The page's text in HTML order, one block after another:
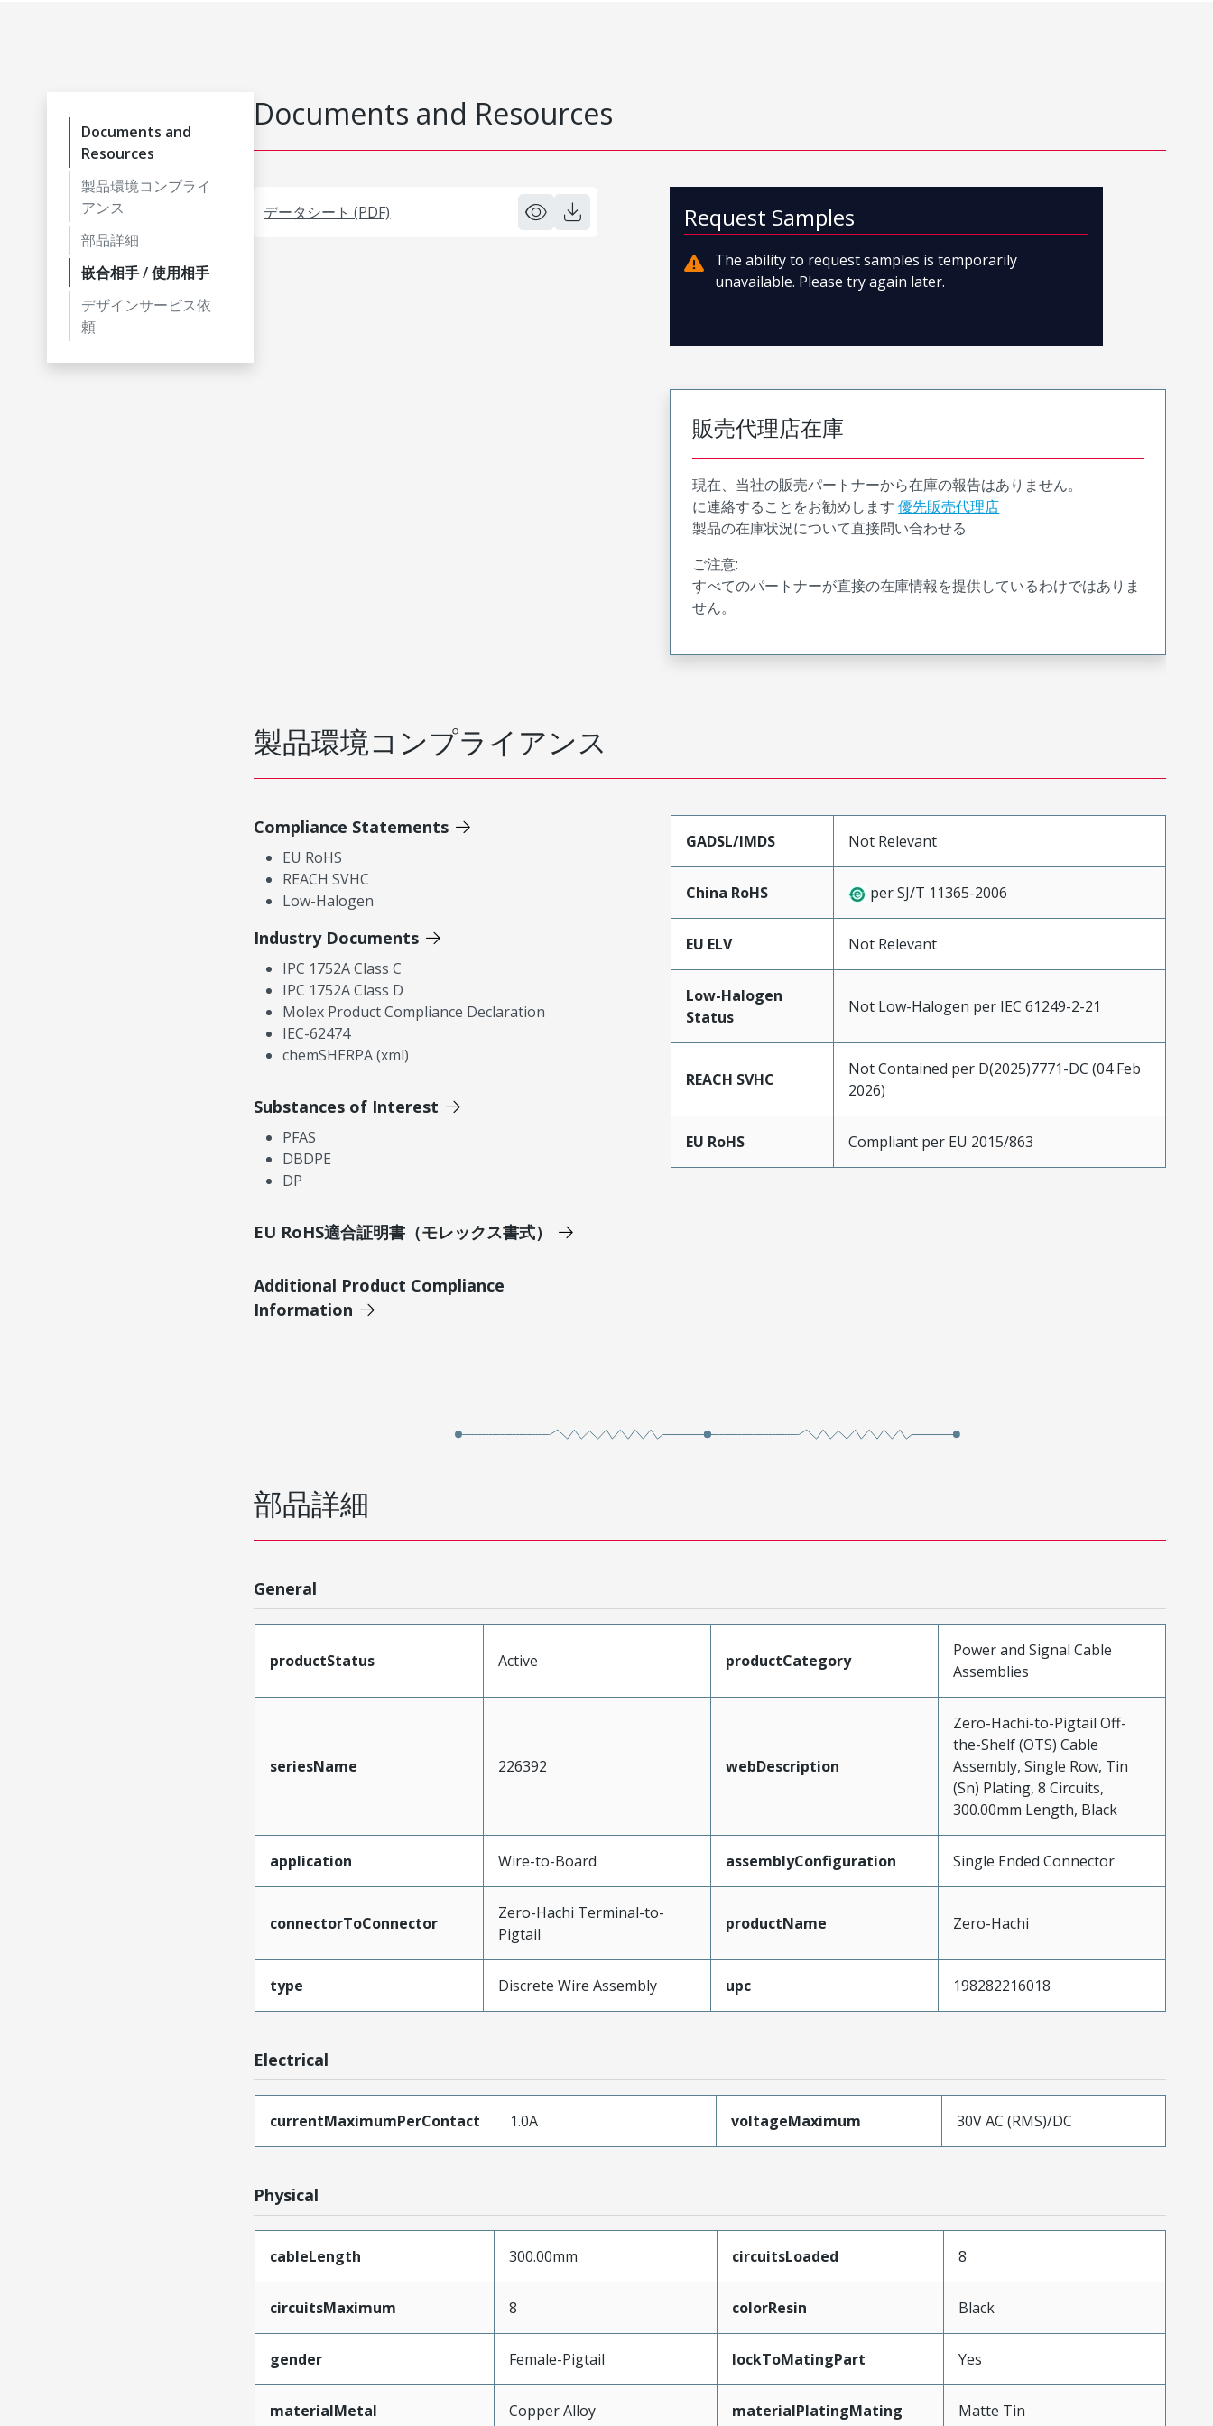
Documents and
Resources
製品環境コンプライ
アンス
部品詳細
嵌合相手 / 使用相手
デザインサービス依
頼
Documents and Resources
データシート (PDF) Request Samples
The ability to request samples is temporarily
unavailable. Please try again later.
販売代理店在庫
現在、当社の販売パートナーから在庫の報告はありません。
に連絡することをお勧めします 優先販売代理店
製品の在庫状況について直接問い合わせる
ご注意:
すべてのパートナーが直接の在庫情報を提供しているわけではありま
せん。
製品環境コンプライアンス
Compliance Statements
EU RoHS
REACH SVHC
Low-Halogen
Industry Documents
IPC 1752A Class C
IPC 1752A Class D
Molex Product Compliance Declaration
IEC-62474
chemSHERPA (xml)
Substances of Interest
PFAS
DBDPE
DP
EU RoHS適合証明書（モレックス書式）
Additional Product Compliance
Information
GADSL/IMDS Not Relevant
China RoHS per SJ/T 11365-2006
EU ELV Not Relevant
Low-Halogen
Status
Not Low-Halogen per IEC 61249-2-21
REACH SVHC
Not Contained per D(2025)7771-DC (04 Feb
2026)
EU RoHS Compliant per EU 2015/863
部品詳細
General
productStatus Active productCategory
Power and Signal Cable
Assemblies
seriesName 226392 webDescription
Zero-Hachi-to-Pigtail Off-
the-Shelf (OTS) Cable
Assembly, Single Row, Tin
(Sn) Plating, 8 Circuits,
300.00mm Length, Black
application Wire-to-Board assemblyConfiguration Single Ended Connector
connectorToConnector
Zero-Hachi Terminal-to-
Pigtail
productName Zero-Hachi
type Discrete Wire Assembly upc 198282216018
Electrical
currentMaximumPerContact 1.0A voltageMaximum 30V AC (RMS)/DC
Physical
cableLength 300.00mm circuitsLoaded 8
circuitsMaximum 8 colorResin Black
gender Female-Pigtail lockToMatingPart Yes
materialMetal Copper Alloy materialPlatingMating Matte Tin